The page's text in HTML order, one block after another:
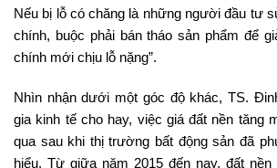
Nếu bị lỗ có chăng là những người đầu tư
chính, buộc phải bán tháo sản phẩm để
chính mới chịu lỗ nặng”.
Nhìn nhận dưới một góc độ khác, TS.
gia kinh tế cho hay, việc giá đất nền tăng
qua sau khi thị trường bất động sản đã
hiểu. Từ giữa năm 2015 đến nay, đất